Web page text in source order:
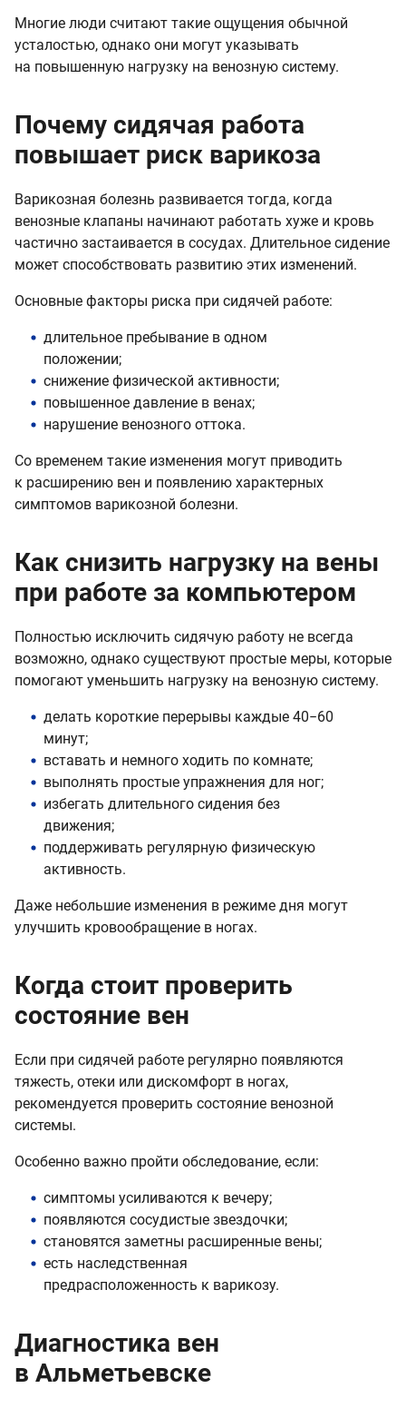
Многие люди считают такие ощущения обычной
усталостью, однако они могут указывать
на повышенную нагрузку на венозную систему.
Почему сидячая работа
повышает риск варикоза
Варикозная болезнь развивается тогда, когда
венозные клапаны начинают работать хуже и кровь
частично застаивается в сосудах. Длительное сидение
может способствовать развитию этих изменений.
Основные факторы риска при сидячей работе:
длительное пребывание в одном
положении;
снижение физической активности;
повышенное давление в венах;
нарушение венозного оттока.
Со временем такие изменения могут приводить
к расширению вен и появлению характерных
симптомов варикозной болезни.
Как снизить нагрузку на вены
при работе за компьютером
Полностью исключить сидячую работу не всегда
возможно, однако существуют простые меры, которые
помогают уменьшить нагрузку на венозную систему.
делать короткие перерывы каждые 40−60
минут;
вставать и немного ходить по комнате;
выполнять простые упражнения для ног;
избегать длительного сидения без
движения;
поддерживать регулярную физическую
активность.
Даже небольшие изменения в режиме дня могут
улучшить кровообращение в ногах.
Когда стоит проверить
состояние вен
Если при сидячей работе регулярно появляются
тяжесть, отеки или дискомфорт в ногах,
рекомендуется проверить состояние венозной
системы.
Особенно важно пройти обследование, если:
симптомы усиливаются к вечеру;
появляются сосудистые звездочки;
становятся заметны расширенные вены;
есть наследственная
предрасположенность к варикозу.
Диагностика вен
в Альметьевске